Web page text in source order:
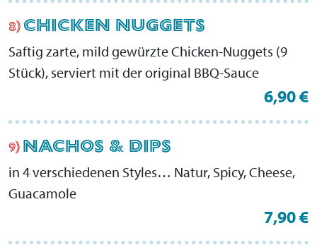
8)CHICKEN NUGGETS
Saftig zarte, mild gewürzte Chicken-Nuggets (9
Stück), serviert mit der original BBQ-Sauce
6,90 €
9) NACHOS & DIPS
in 4 verschiedenen Styles… Natur, Spicy, Cheese,
Guacamole
7,90 €